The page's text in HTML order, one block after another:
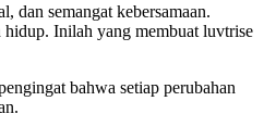
dan semangat kebersamaan.
hidup. Inilah yang membuat luvtrise
bahwa setiap perubahan